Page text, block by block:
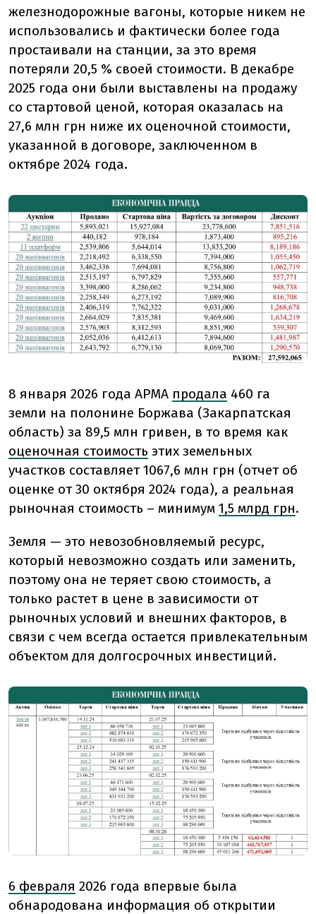
железнодорожные вагоны, которые никем не
использовались и фактически более года
простаивали на станции, за это время
потеряли 20,5 % своей стоимости. В декабре
2025 года они были выставлены на продажу
со стартовой ценой, которая оказалась на
27,6 млн грн ниже их оценочной стоимости,
указанной в договоре, заключенном в
октябре 2024 года.
8 января 2026 года АРМА продала 460 га
земли на полонине Боржава (Закарпатская
область) за 89,5 млн гривен, в то время как
оценочная стоимость этих земельных
участков составляет 1067,6 млн грн (отчет об
оценке от 30 октября 2024 года), а реальная
рыночная стоимость – минимум 1,5 млрд грн.
Земля — это невозобновляемый ресурс,
который невозможно создать или заменить,
поэтому она не теряет свою стоимость, а
только растет в цене в зависимости от
рыночных условий и внешних факторов, в
связи с чем всегда остается привлекательным
объектом для долгосрочных инвестиций.
6 февраля 2026 года впервые была
обнародована информация об открытии